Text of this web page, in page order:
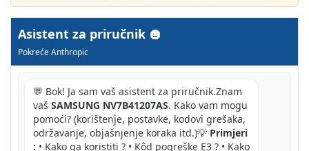
Asistent za priručnik
Pokreće Anthropic
💬 Bok! Ja sam vaš asistent za priručnik.Znam
vaš SAMSUNG NV7B41207AS. Kako vam mogu
pomoći? (korištenje, postavke, kodovi grešaka,
održavanje, objašnjenje koraka itd.)💡 Primjeri
: • Kako ga koristiti ? • Kôd pogreške E3 ? • Kako